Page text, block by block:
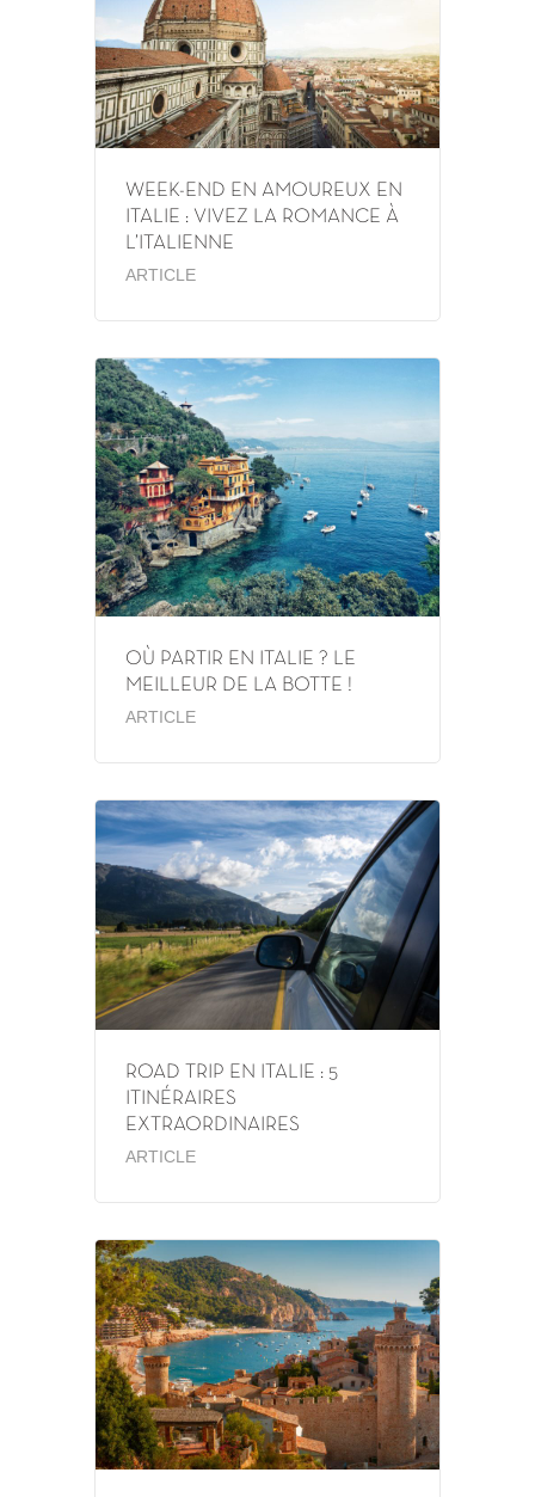
WEEK-END EN AMOUREUX EN
ITALIE : VIVEZ LA ROMANCE À
L’ITALIENNE
ARTICLE
OÙ PARTIR EN ITALIE ? LE
MEILLEUR DE LA BOTTE !
ARTICLE
ROAD TRIP EN ITALIE : 5
ITINÉRAIRES
EXTRAORDINAIRES
ARTICLE